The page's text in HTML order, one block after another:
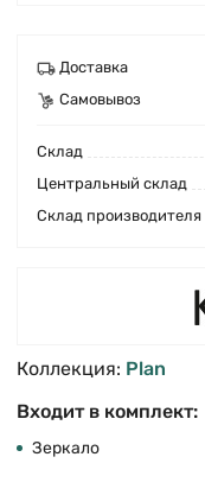
Доставка
Самовывоз
Cклад
Центральный склад
Склад производителя
Коллекция: Plan
Входит в комплект:
Зеркало